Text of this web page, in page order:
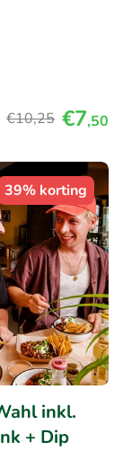
€10,25 €7,50
39% korting
inkl.
+ Dip